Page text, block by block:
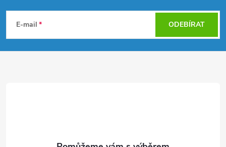
p
E-mail ODEBÍRAT